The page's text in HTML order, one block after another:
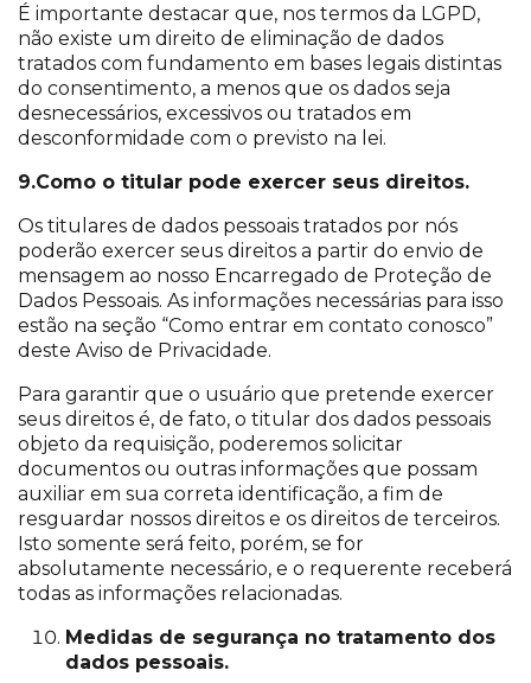
É importante destacar que, nos termos da LGPD,
não existe um direito de eliminação de dados
tratados com fundamento em bases legais distintas
do consentimento, a menos que os dados seja
desnecessários, excessivos ou tratados em
desconformidade com o previsto na lei.
9.Como o titular pode exercer seus direitos.
Os titulares de dados pessoais tratados por nós
poderão exercer seus direitos a partir do envio de
mensagem ao nosso Encarregado de Proteção de
Dados Pessoais. As informações necessárias para isso
estão na seção “Como entrar em contato conosco”
deste Aviso de Privacidade.
Para garantir que o usuário que pretende exercer
seus direitos é, de fato, o titular dos dados pessoais
objeto da requisição, poderemos solicitar
documentos ou outras informações que possam
auxiliar em sua correta identificação, a fim de
resguardar nossos direitos e os direitos de terceiros.
Isto somente será feito, porém, se for
absolutamente necessário, e o requerente receberá
todas as informações relacionadas.
Medidas de segurança no tratamento dos
dados pessoais.